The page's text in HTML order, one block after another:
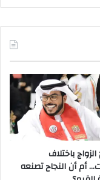
باختلاف
أم أن النجاح تصنعه